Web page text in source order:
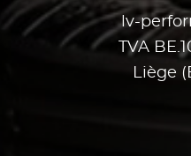
lv-
TVA
Liège